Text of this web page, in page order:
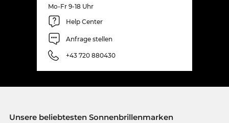
Mo-Fr 9-18 Uhr
Help Center
Anfrage stellen
+43 720 880430
Unsere beliebtesten Sonnenbrillenmarken